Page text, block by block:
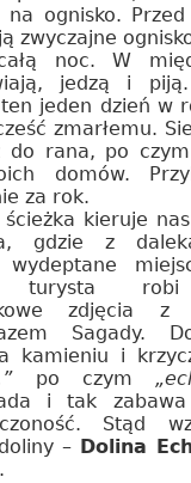
na ognisko.
zwyczajne
noc. W
jedzą i
jeden dzień w
zmarłemu.
do rana, po
domów.
za rok.
ścieżka kieruje
gdzie z
wydeptane
turysta
zdjęcia z
Sagady.
kamieniu i
po czym
i tak
Stąd
– Dolina
.